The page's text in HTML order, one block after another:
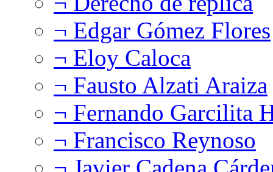
¬ Edgar Gómez Flores
¬ Eloy Caloca
¬ Fausto Alzati Araiza
¬ Fernando Garcilita
¬ Francisco Reynoso